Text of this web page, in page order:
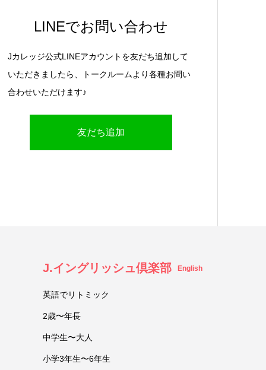
LINEでお問い合わせ
Jカレッジ公式LINEアカウントを友だち追加して
いただきましたら、トークルームより各種お問い
合わせいただけます♪
友だち追加
J.イングリッシュ倶楽部 English
英語でリトミック
2歳〜年長
中学生〜大人
小学3年生〜6年生